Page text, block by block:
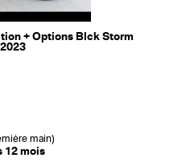
+ Options Blck Storm
main)
12 mois